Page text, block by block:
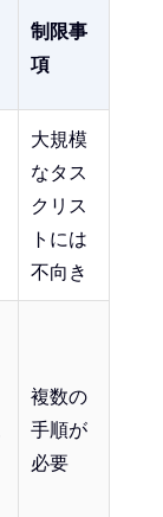
制限事
項
大規模
なタス
クリス
トには
不向き
複数の
手順が
必要